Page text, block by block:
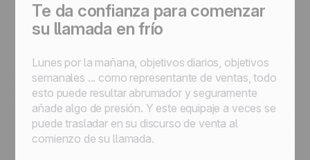
Te da confianza para comenzar
su llamada en frío
Lunes por la mañana, objetivos diarios, objetivos
semanales ... como representante de ventas, todo
esto puede resultar abrumador y seguramente
añade algo de presión. Y este equipaje a veces se
puede trasladar en su discurso de venta al
comienzo de su llamada.